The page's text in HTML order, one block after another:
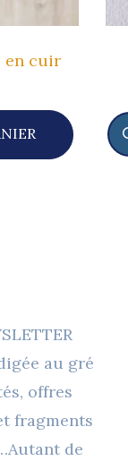
en cuir
au gré
offres
fragments
de